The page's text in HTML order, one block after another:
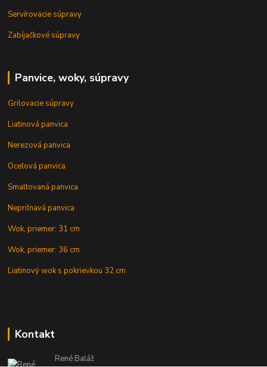
Servírovacie súpravy
Zabíjačkové súpravy
Panvice, woky, súpravy
Grilovacie súpravy
Liatinová panvica
Nerezová panvica
Oceľová panvica
Smaltovaná panvica
Nepriľnavá panvica
Wok, priemer: 31 cm
Wok, priemer: 36 cm
Liatinový wok s pokrievkou 32 cm
Kontakt
René Baláž